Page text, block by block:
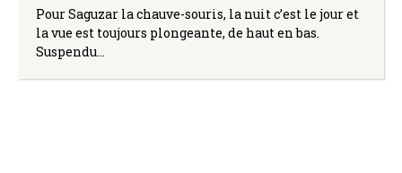
Pour Saguzar la chauve-souris, la nuit c’est le jour et
la vue est toujours plongeante, de haut en bas.
Suspendu…